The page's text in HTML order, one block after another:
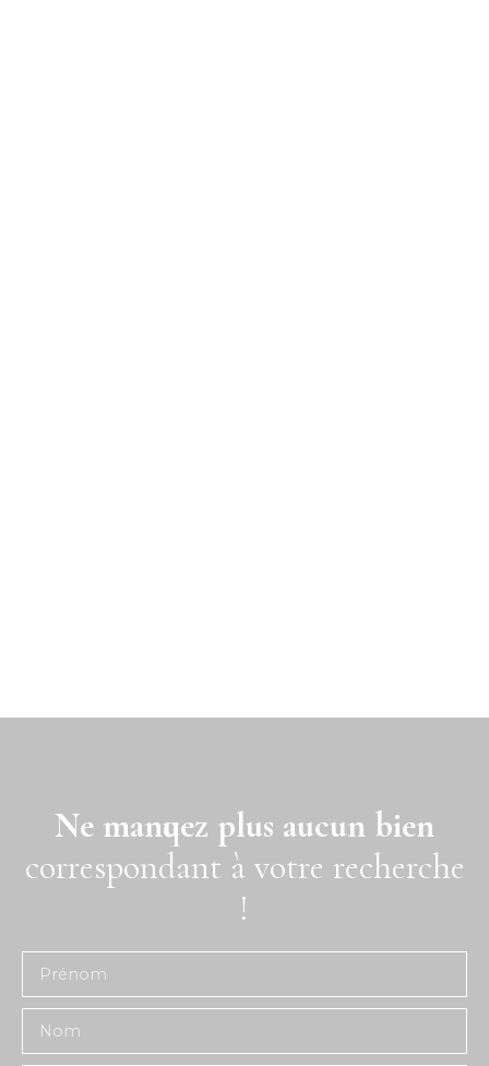
Ne manquez plus aucun bien
correspondant à votre recherche
!
Prénom
Nom